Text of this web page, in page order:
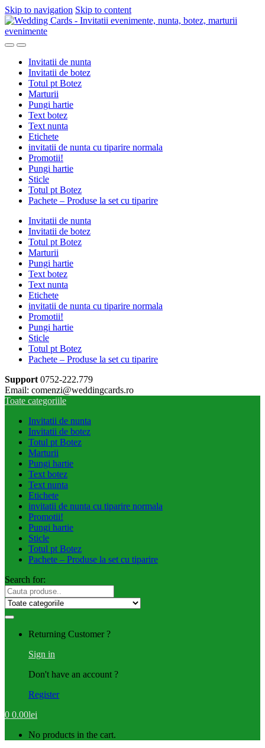
Skip to navigation Skip to content
Invitatii de nunta
Invitatii de botez
Totul pt Botez
Marturii
Pungi hartie
Text botez
Text nunta
Etichete
invitatii de nunta cu tiparire normala
Promotii!
Pungi hartie
Sticle
Totul pt Botez
Pachete – Produse la set cu tiparire
Invitatii de nunta
Invitatii de botez
Totul pt Botez
Marturii
Pungi hartie
Text botez
Text nunta
Etichete
invitatii de nunta cu tiparire normala
Promotii!
Pungi hartie
Sticle
Totul pt Botez
Pachete – Produse la set cu tiparire
Support 0752-222.779
Email: comenzi@weddingcards.ro
Toate categoriile
Invitatii de nunta
Invitatii de botez
Totul pt Botez
Marturii
Pungi hartie
Text botez
Text nunta
Etichete
invitatii de nunta cu tiparire normala
Promotii!
Pungi hartie
Sticle
Totul pt Botez
Pachete – Produse la set cu tiparire
Search for:
Returning Customer ?
Sign in
Don't have an account ?
Register
0 0.00lei
No products in the cart.